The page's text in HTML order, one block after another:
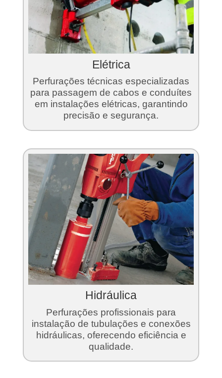
Elétrica
Perfurações técnicas especializadas
para passagem de cabos e conduítes
em instalações elétricas, garantindo
precisão e segurança.
Hidráulica
Perfurações profissionais para
instalação de tubulações e conexões
hidráulicas, oferecendo eficiência e
qualidade.